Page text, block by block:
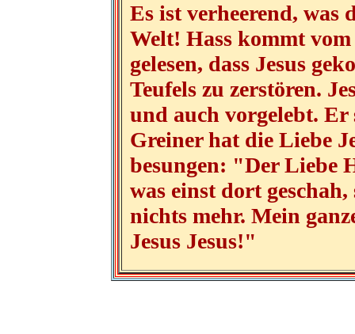
Es ist verheerend, was
Welt! Hass kommt
gelesen, dass Jesus
Teufels zu zerstören.
und auch vorgelebt. Er
Greiner hat die Liebe
besungen: "Der Liebe
was einst dort
nichts mehr. Mein
Jesus Jesus!"